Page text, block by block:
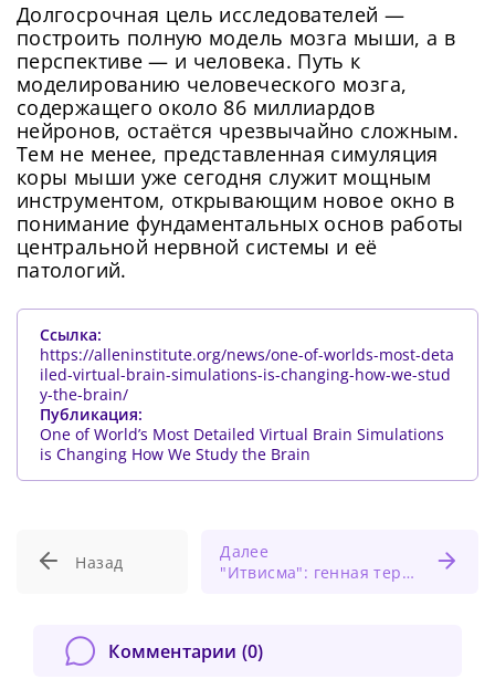
Новый Пароль*
Нажимая на кнопку «Продолжить», а также при
регистрации и входе через аккаунты сторонних
сервисов, Вы принимаете условия
Долгосрочная цель исследователей —
построить полную модель мозга мыши, а в
перспективе — и человека. Путь к
моделированию человеческого мозга,
содержащего около 86 миллиардов
нейронов, остаётся чрезвычайно сложным.
Тем не менее, представленная симуляция
коры мыши уже сегодня служит мощным
инструментом, открывающим новое окно в
понимание фундаментальных основ работы
центральной нервной системы и её
патологий.
Ссылка:
https://alleninstitute.org/news/one-of-worlds-most-deta
iled-virtual-brain-simulations-is-changing-how-we-stud
y-the-brain/
Публикация:
One of World’s Most Detailed Virtual Brain Simulations
is Changing How We Study the Brain
Назад
Далее
"Итвисма": генная терапия дарит надежду юным пациентам со спинальной мышечной атрофией
Комментарии (0)
невысокая, из-за чего могут возникнуть
сложности при использовании нашего